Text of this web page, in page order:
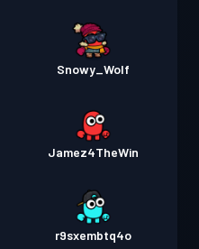
Snowy_Wolf
Jamez4TheWin
r9sxembtq4o